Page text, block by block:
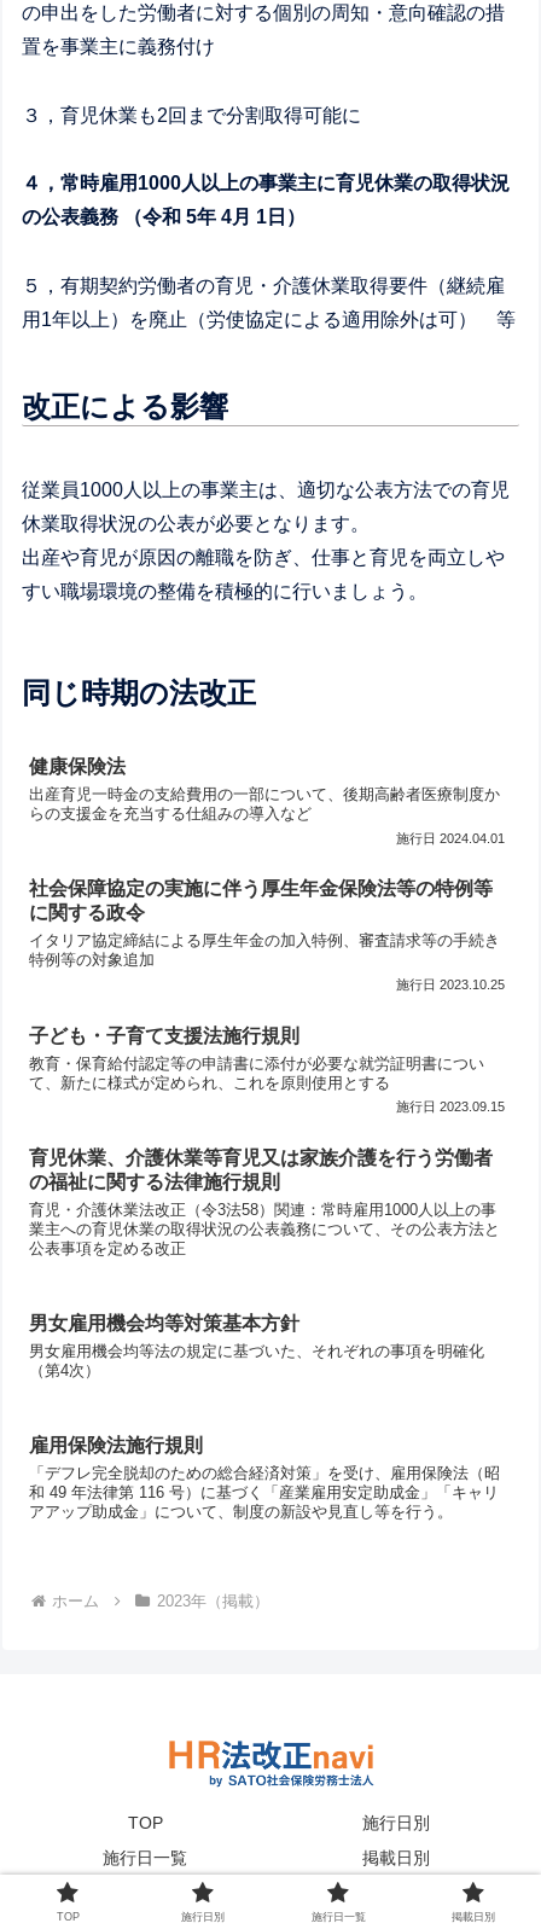
の申出をした労働者に対する個別の周知・意向確認の措
置を事業主に義務付け
３，育児休業も2回まで分割取得可能に
４，常時雇用1000人以上の事業主に育児休業の取得状況
の公表義務 （令和 5年 4月 1日）
５，有期契約労働者の育児・介護休業取得要件（継続雇
用1年以上）を廃止（労使協定による適用除外は可） 等
改正による影響
従業員1000人以上の事業主は、適切な公表方法での育児
休業取得状況の公表が必要となります。
出産や育児が原因の離職を防ぎ、仕事と育児を両立しや
すい職場環境の整備を積極的に行いましょう。
同じ時期の法改正
健康保険法
出産育児一時金の支給費用の一部について、後期高齢者医療制度か
らの支援金を充当する仕組みの導入など
2024.04.01
社会保障協定の実施に伴う厚生年金保険法等の特例等
に関する政令
イタリア協定締結による厚生年金の加入特例、審査請求等の手続き
特例等の対象追加
2023.10.25
子ども・子育て支援法施行規則
教育・保育給付認定等の申請書に添付が必要な就労証明書につい
て、新たに様式が定められ、これを原則使用とする
2023.09.15
育児休業、介護休業等育児又は家族介護を行う労働者
の福祉に関する法律施行規則
育児・介護休業法改正（令3法58）関連：常時雇用1000人以上の事
業主への育児休業の取得状況の公表義務について、その公表方法と
公表事項を定める改正
男女雇用機会均等対策基本方針
男女雇用機会均等法の規定に基づいた、それぞれの事項を明確化
（第4次）
雇用保険法施行規則
「デフレ完全脱却のための総合経済対策」を受け、雇用保険法（昭
和 49 年法律第 116 号）に基づく「産業雇用安定助成金」「キャリ
アアップ助成金」について、制度の新設や見直し等を行う。
ホーム 2023年（掲載）
TOP
施行日別
施行日一覧
掲載日別
© 2023 HR法改正navi｜SATO社会保険労務士法人 .
TOP 施行日別 施行日一覧 掲載日別